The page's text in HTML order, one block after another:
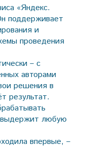
«Яндекс.
поддерживает
и
проведения
– с
авторами
решения в
результат.
выдержит любую
впервые, –